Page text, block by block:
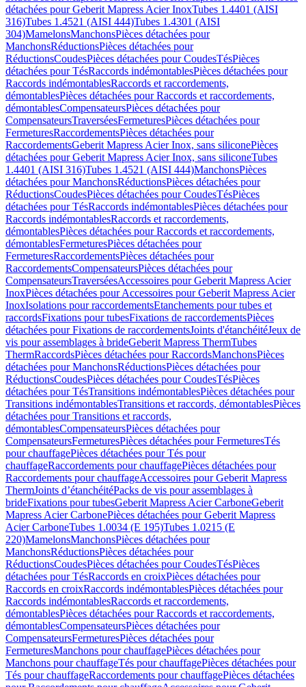
détachées pour Geberit Mapress Acier InoxTubes 1.4401 (AISI
316)Tubes 1.4521 (AISI 444)Tubes 1.4301 (AISI
304)MamelonsManchonsPièces détachées pour
ManchonsRéductionsPièces détachées pour
RéductionsCoudesPièces détachées pour CoudesTésPièces
détachées pour TésRaccords indémontablesPièces détachées pour
Raccords indémontablesRaccords et raccordements,
démontablesPièces détachées pour Raccords et raccordements,
démontablesCompensateursPièces détachées pour
CompensateursTraverséesFermeturesPièces détachées pour
FermeturesRaccordementsPièces détachées pour
RaccordementsGeberit Mapress Acier Inox, sans siliconePièces
détachées pour Geberit Mapress Acier Inox, sans siliconeTubes
1.4401 (AISI 316)Tubes 1.4521 (AISI 444)ManchonsPièces
détachées pour ManchonsRéductionsPièces détachées pour
RéductionsCoudesPièces détachées pour CoudesTésPièces
détachées pour TésRaccords indémontablesPièces détachées pour
Raccords indémontablesRaccords et raccordements,
démontablesPièces détachées pour Raccords et raccordements,
démontablesFermeturesPièces détachées pour
FermeturesRaccordementsPièces détachées pour
RaccordementsCompensateursPièces détachées pour
CompensateursTraverséesAccessoires pour Geberit Mapress Acier
InoxPièces détachées pour Accessoires pour Geberit Mapress Acier
InoxIsolations pour raccordementsEtanchements pour tubes et
raccordsFixations pour tubesFixations de raccordementsPièces
détachées pour Fixations de raccordementsJoints d'étanchéitéJeux de
vis pour assemblages à brideGeberit Mapress ThermTubes
ThermRaccordsPièces détachées pour RaccordsManchonsPièces
détachées pour ManchonsRéductionsPièces détachées pour
RéductionsCoudesPièces détachées pour CoudesTésPièces
détachées pour TésTransitions indémontablesPièces détachées pour
Transitions indémontablesTransitions et raccords, démontablesPièces
détachées pour Transitions et raccords,
démontablesCompensateursPièces détachées pour
CompensateursFermeturesPièces détachées pour FermeturesTés
pour chauffagePièces détachées pour Tés pour
chauffageRaccordements pour chauffagePièces détachées pour
Raccordements pour chauffageAccessoires pour Geberit Mapress
ThermJoints d’étanchéitéPacks de vis pour assemblages à
brideFixations pour tubesGeberit Mapress Acier CarboneGeberit
Mapress Acier CarbonePièces détachées pour Geberit Mapress
Acier CarboneTubes 1.0034 (E 195)Tubes 1.0215 (E
220)MamelonsManchonsPièces détachées pour
ManchonsRéductionsPièces détachées pour
RéductionsCoudesPièces détachées pour CoudesTésPièces
détachées pour TésRaccords en croixPièces détachées pour
Raccords en croixRaccords indémontablesPièces détachées pour
Raccords indémontablesRaccords et raccordements,
démontablesPièces détachées pour Raccords et raccordements,
démontablesCompensateursPièces détachées pour
CompensateursFermeturesPièces détachées pour
FermeturesManchons pour chauffagePièces détachées pour
Manchons pour chauffageTés pour chauffagePièces détachées pour
Tés pour chauffageRaccordements pour chauffagePièces détachées